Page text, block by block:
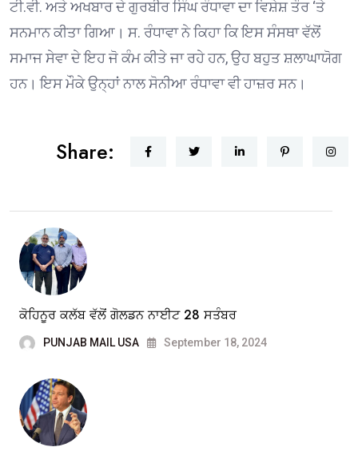
ਟੀ.ਵੀ. ਅਤੇ ਅਖਬਾਰ ਦੇ ਗੁਰਬੀਰ ਸਿੰਘ ਰੰਧਾਵਾ ਦਾ ਵਿਸ਼ੇਸ਼ ਤੌਰ ‘ਤੇ
ਸਨਮਾਨ ਕੀਤਾ ਗਿਆ। ਸ. ਰੰਧਾਵਾ ਨੇ ਕਿਹਾ ਕਿ ਇਸ ਸੰਸਥਾ ਵੱਲੋਂ
ਸਮਾਜ ਸੇਵਾ ਦੇ ਇਹ ਜੋ ਕੰਮ ਕੀਤੇ ਜਾ ਰਹੇ ਹਨ, ਉਹ ਬਹੁਤ ਸ਼ਲਾਘਾਯੋਗ
ਹਨ। ਇਸ ਮੌਕੇ ਉਨ੍ਹਾਂ ਨਾਲ ਸੋਨੀਆ ਰੰਧਾਵਾ ਵੀ ਹਾਜ਼ਰ ਸਨ।
Share:
ਕੋਹਿਨੂਰ ਕਲੱਬ ਵੱਲੋਂ ਗੋਲਡਨ ਨਾਈਟ 28 ਸਤੰਬਰ
PUNJAB MAIL USA September 18, 2024